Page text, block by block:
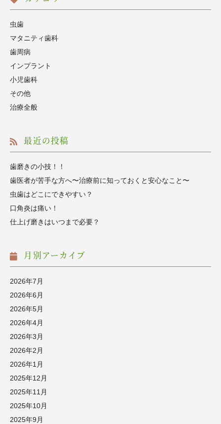
虫歯
マタニティ歯科
歯周病
インプラント
小児歯科
その他
治療全般
最近の投稿
歯磨きの小技！！
歯医者が苦手な方へ〜治療前に知っておくと安心なこと〜
虫歯はどこにできやすい？
口角炎は痛い！
仕上げ磨きはいつまで必要？
月別アーカイブ
2026年7月
2026年6月
2026年5月
2026年4月
2026年3月
2026年2月
2026年1月
2025年12月
2025年11月
2025年10月
2025年9月